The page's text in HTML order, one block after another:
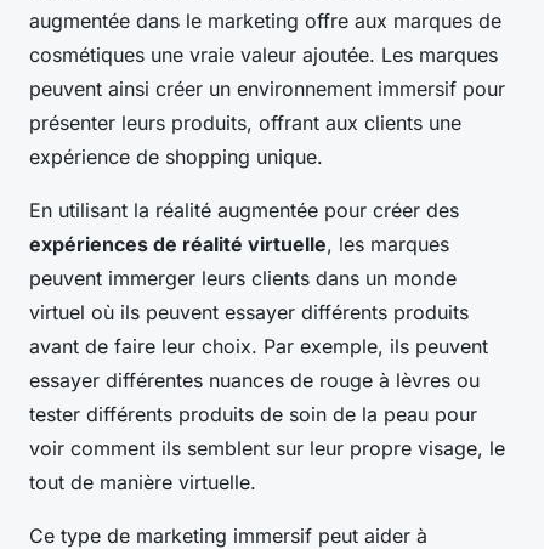
augmentée dans le marketing offre aux marques de
cosmétiques une vraie valeur ajoutée. Les marques
peuvent ainsi créer un environnement immersif pour
présenter leurs produits, offrant aux clients une
expérience de shopping unique.
En utilisant la réalité augmentée pour créer des
expériences de réalité virtuelle, les marques
peuvent immerger leurs clients dans un monde
virtuel où ils peuvent essayer différents produits
avant de faire leur choix. Par exemple, ils peuvent
essayer différentes nuances de rouge à lèvres ou
tester différents produits de soin de la peau pour
voir comment ils semblent sur leur propre visage, le
tout de manière virtuelle.
Ce type de marketing immersif peut aider à